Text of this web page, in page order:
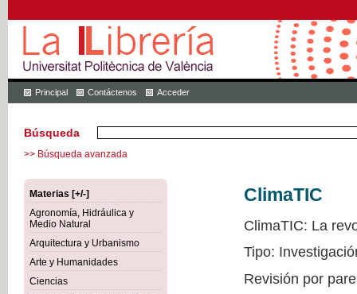
Principal Contáctenos Acceder
Búsqueda
>> Búsqueda avanzada
Materias [+/-]
Agronomía, Hidráulica y
Medio Natural
Arquitectura y Urbanismo
Arte y Humanidades
Ciencias
ClimaTIC
ClimaTIC: La
Tipo:
Revisión por